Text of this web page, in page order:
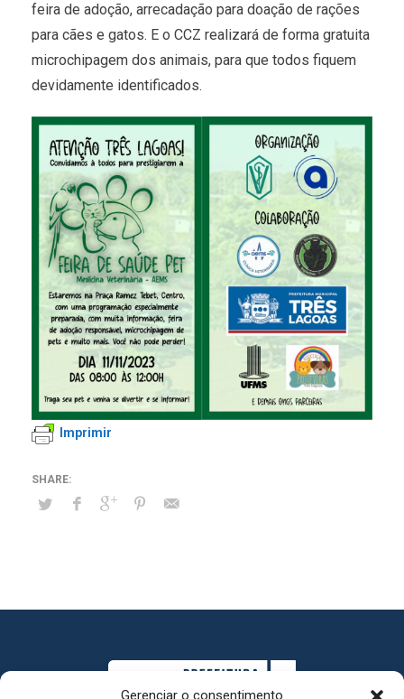
Gerenciar o consentimento
feira de adoção, arrecadação para doação de rações
para cães e gatos. E o CCZ realizará de forma gratuita
microchipagem dos animais, para que todos fiquem
devidamente identificados.
Imprimir